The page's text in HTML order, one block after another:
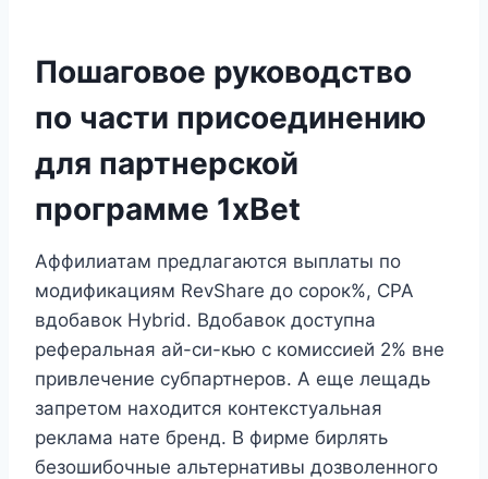
Пошаговое руководство
по части присоединению
для партнерской
программе 1xBet
Аффилиатам предлагаются выплаты по
модификациям RevShare до сорок%, CPA
вдобавок Hybrid. Вдобавок доступна
реферальная ай-си-кью с комиссией 2% вне
привлечение субпартнеров. А еще лещадь
запретом находится контекстуальная
реклама нате бренд. В фирме бирлять
безошибочные альтернативы дозволенного